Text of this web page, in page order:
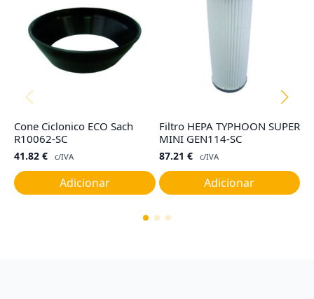
Cone Ciclonico ECO Sach
R10062-SC
41.82 € c/IVA
Adicionar
Filtro HEPA TYPHOON SUPER
MINI GEN114-SC
87.21 € c/IVA
Adicionar